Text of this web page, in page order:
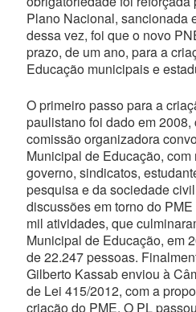
Plano Nacional, sancionada
dessa vez, foi que o novo
prazo, de um ano, para a
Educação municipais e
O primeiro passo para a
paulistano foi dado em
comissão organizadora
Municipal de Educação,
governo, sindicatos,
pesquisa e da sociedade
discussões em torno do
mil atividades, que
Municipal de Educação, em
de 22.247 pessoas.
Gilberto Kassab enviou à
de Lei 415/2012, com a
criação do PME. O PL